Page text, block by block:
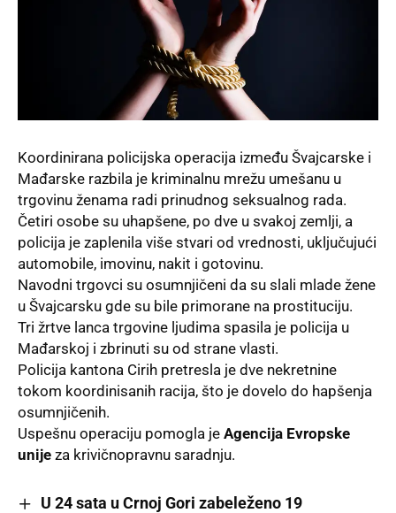
Koordinirana policijska operacija između Švajcarske i
Mađarske razbila je kriminalnu mrežu umešanu u
trgovinu ženama radi prinudnog seksualnog rada.
Četiri osobe su uhapšene, po dve u svakoj zemlji, a
policija je zaplenila više stvari od vrednosti, uključujući
automobile, imovinu, nakit i gotovinu.
Navodni trgovci su osumnjičeni da su slali mlade žene
u Švajcarsku gde su bile primorane na prostituciju.
Tri žrtve lanca trgovine ljudima spasila je policija u
Mađarskoj i zbrinuti su od strane vlasti.
Policija kantona Cirih pretresla je dve nekretnine
tokom koordinisanih racija, što je dovelo do hapšenja
osumnjičenih.
Uspešnu operaciju pomogla je Agencija Evropske
unije za krivičnopravnu saradnju.
U 24 sata u Crnoj Gori zabeleženo 19